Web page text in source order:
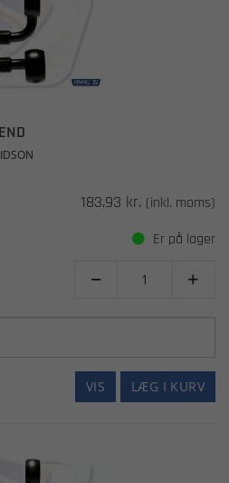
183,93 kr. (inkl. moms)
Er på lager
 
LÆG I KURV
VIS